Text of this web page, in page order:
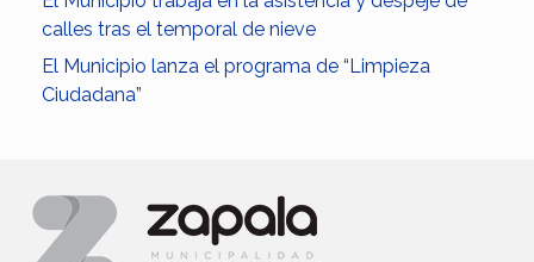
calles tras el temporal de nieve
El Municipio lanza el programa de “Limpieza
Ciudadana”